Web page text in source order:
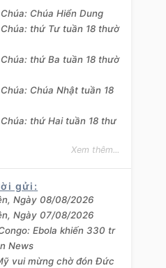
Chúa Hiển Dung
thứ Tư tuần 18 thườ
thứ Ba tuần 18 thườ
Chúa Nhật tuần 18
thứ Hai tuần 18 thư
Xem thêm...
gửi :
Ngày 08/08/2026
Ngày 07/08/2026
Ebola khiến 330 tr
News
vui mừng chờ đón Đức